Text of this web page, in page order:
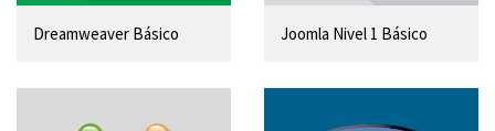
Dreamweaver Básico Joomla Nivel 1 Básico